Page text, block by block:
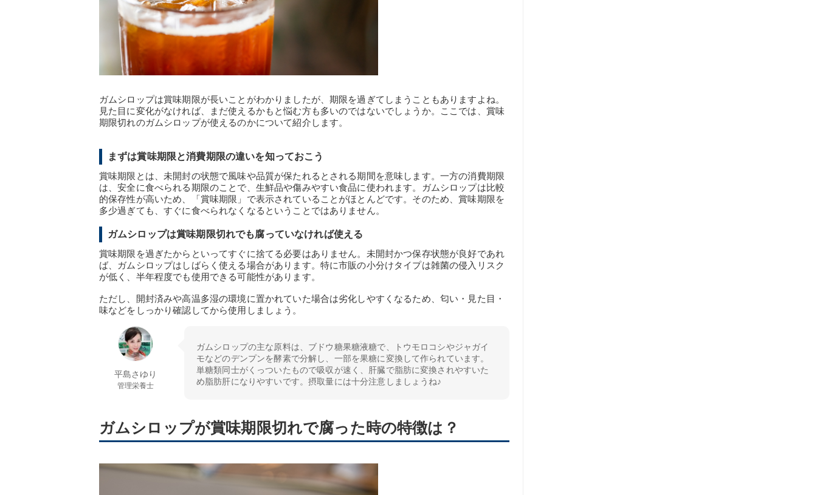
ガムシロップは賞味期限が長いことがわかりましたが、期限を過ぎてしまうこともありますよね。
見た目に変化がなければ、まだ使えるかもと悩む方も多いのではないでしょうか。ここでは、賞味
期限切れのガムシロップが使えるのかについて紹介します。
まずは賞味期限と消費期限の違いを知っておこう
賞味期限とは、未開封の状態で風味や品質が保たれるとされる期間を意味します。一方の消費期限
は、安全に食べられる期限のことで、生鮮品や傷みやすい食品に使われます。ガムシロップは比較
的保存性が高いため、「賞味期限」で表示されていることがほとんどです。そのため、賞味期限を
多少過ぎても、すぐに食べられなくなるということではありません。
ガムシロップは賞味期限切れでも腐っていなければ使える
賞味期限を過ぎたからといってすぐに捨てる必要はありません。未開封かつ保存状態が良好であれ
ば、ガムシロップはしばらく使える場合があります。特に市販の小分けタイプは雑菌の侵入リスク
が低く、半年程度でも使用できる可能性があります。
ただし、開封済みや高温多湿の環境に置かれていた場合は劣化しやすくなるため、匂い・見た目・
味などをしっかり確認してから使用しましょう。
平島さゆり
管理栄養士
ガムシロップの主な原料は、ブドウ糖果糖液糖で、トウモロコシやジャガイ
モなどのデンプンを酵素で分解し、一部を果糖に変換して作られています。
単糖類同士がくっついたもので吸収が速く、肝臓で脂肪に変換されやすいた
め脂肪肝になりやすいです。摂取量には十分注意しましょうね♪
ガムシロップが賞味期限切れで腐った時の特徴は？